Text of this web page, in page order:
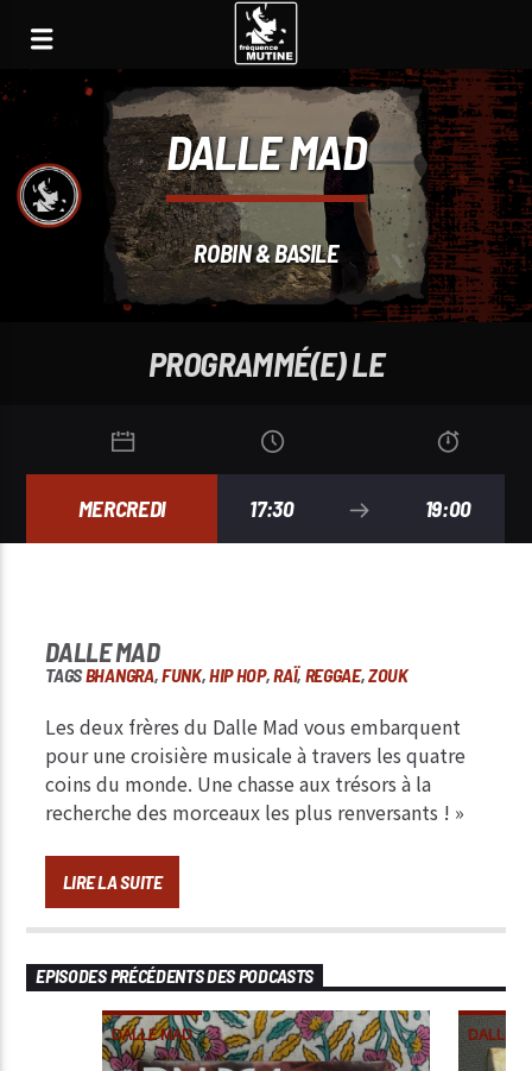
DALLE MAD
ROBIN & BASILE
PROGRAMMÉ(E) LE
MERCREDI 17:30 19:00
DALLE MAD
TAGSBHANGRA,FUNK,HIP HOP,RAÏ, REGGAE,ZOUK
Les deux frères du Dalle Mad vous embarquent
pour une croisière musicale à travers les quatre
coins du monde. Une chasse aux trésors à la
recherche des morceaux les plus renversants ! »
LIRE LA SUITE
EPISODES PRÉCÉDENTS DES PODCASTS
DALLE MAD DALLE